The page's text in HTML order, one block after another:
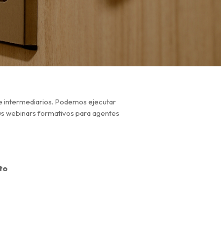
intermediarios. Podemos ejecutar
webinars formativos para agentes